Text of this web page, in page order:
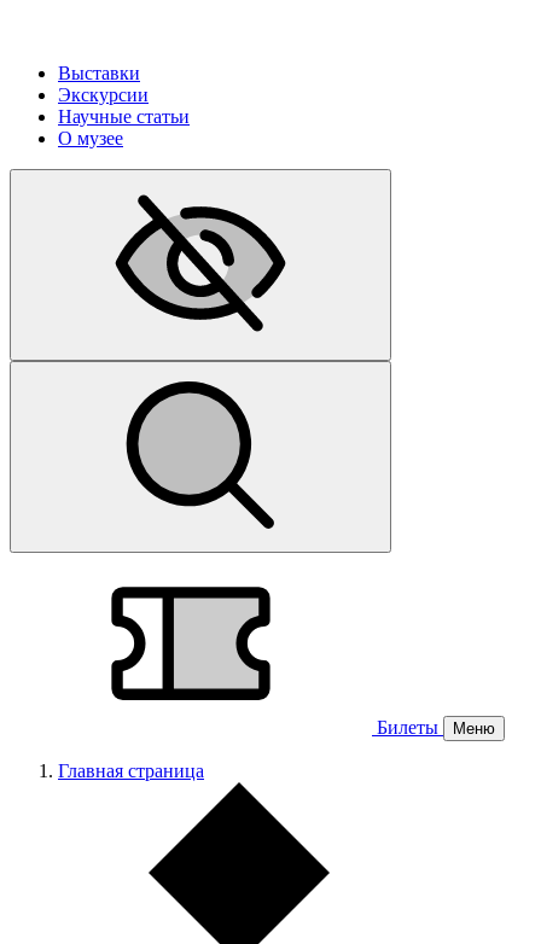
Выставки
Экскурсии
Научные статьи
О музее
Билеты Меню
Главная страница